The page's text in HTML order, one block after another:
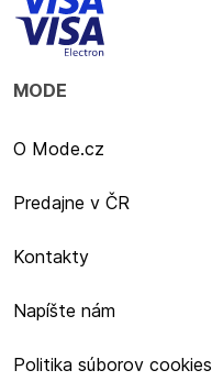
MODE
O Mode.cz
Predajne v ČR
Kontakty
Napíšte nám
Politika súborov cookies